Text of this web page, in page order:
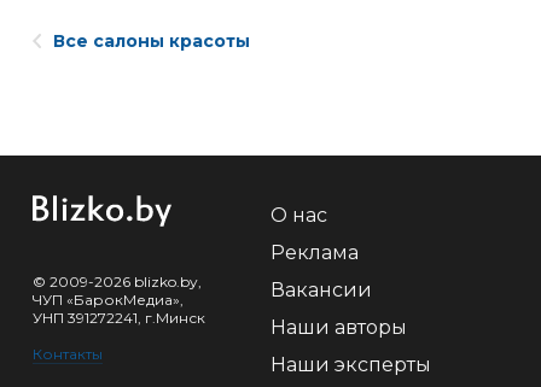
Все салоны красоты
© 2009-2026 blizko.by,
ЧУП «БарокМедиа»,
УНП 391272241, г.Минск
Контакты
О нас
Реклама
Вакансии
Наши авторы
Наши эксперты